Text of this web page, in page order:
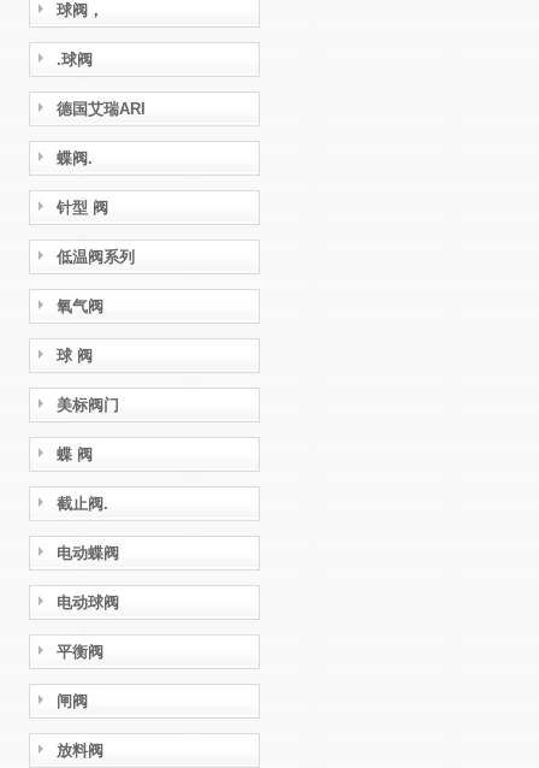
球阀，
.球阀
德国艾瑞ARI
蝶阀.
针型 阀
低温阀系列
氧气阀
球 阀
美标阀门
蝶 阀
截止阀.
电动蝶阀
电动球阀
平衡阀
闸阀
放料阀